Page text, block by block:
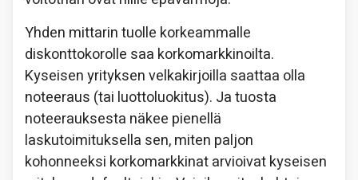
Yhden mittarin tuolle korkeammalle
diskonttokorolle saa korkomarkkinoilta.
Kyseisen yrityksen velkakirjoilla saattaa olla
noteeraus (tai luottoluokitus). Ja tuosta
noteerauksesta näkee pienellä
laskutoimituksella sen, miten paljon
kohonneeksi korkomarkkinat arvioivat kyseisen